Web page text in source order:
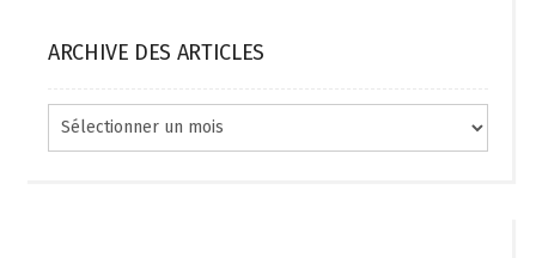
ARCHIVE DES ARTICLES
Archive
des